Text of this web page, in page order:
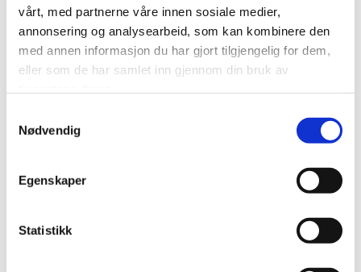
vårt, med partnerne våre innen sosiale medier,
annonsering og analysearbeid, som kan kombinere den
med annen informasjon du har gjort tilgjengelig for dem,
eller som de har samlet inn gjennom din bruk av
Nødvendig
Egenskaper
Statistikk
Etter mottagelse av opplysninger, vil du motta ordrebekreftelse
med pris.
Beslagpakken leveres direkte på byggeplassen.